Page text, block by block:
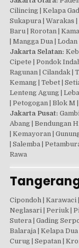
Cilincing | Kelapa
Sukapura | Warakas
Baru | Rorotan |
| Mangga Dua |
Jakarta Selatan:
Cipete | Pondok
Ragunan | Cilandak |
Kemang | Tebet |
Lenteng Agung |
| Petogogan | Blok
Jakarta Pusat:
Abang | Bendungan
| Kemayoran |
| Salemba |
Rawa
Cipondoh | Karawaci
Neglasari | Periuk |
Sutera | Gading
Balaraja | Kelapa
Curug | Sepatan |